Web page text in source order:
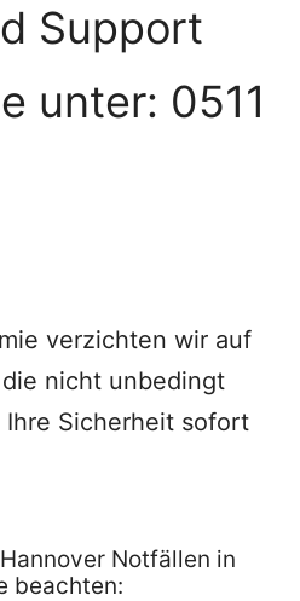
Support
unter: 0511
verzichten wir auf
nicht unbedingt
Sicherheit sofort
Notfällen in
beachten: